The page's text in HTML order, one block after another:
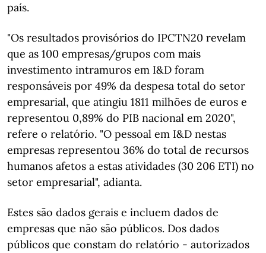
país.
"Os resultados provisórios do IPCTN20 revelam
que as 100 empresas/grupos com mais
investimento intramuros em I&D foram
responsáveis por 49% da despesa total do setor
empresarial, que atingiu 1811 milhões de euros e
representou 0,89% do PIB nacional em 2020",
refere o relatório. "O pessoal em I&D nestas
empresas representou 36% do total de recursos
humanos afetos a estas atividades (30 206 ETI) no
setor empresarial", adianta.
Estes são dados gerais e incluem dados de
empresas que não são públicos. Dos dados
públicos que constam do relatório - autorizados